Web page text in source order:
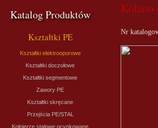
Katalog Produktów
Kształtki PE
Kształtki elektrooporowe
Kształtki doczołowe
Kształtki segmentowe
Zawory PE
Kształtki skręcane
Przejścia PE/STAL
Kołnierze stalowe ocynkowane
Kolano
Nr